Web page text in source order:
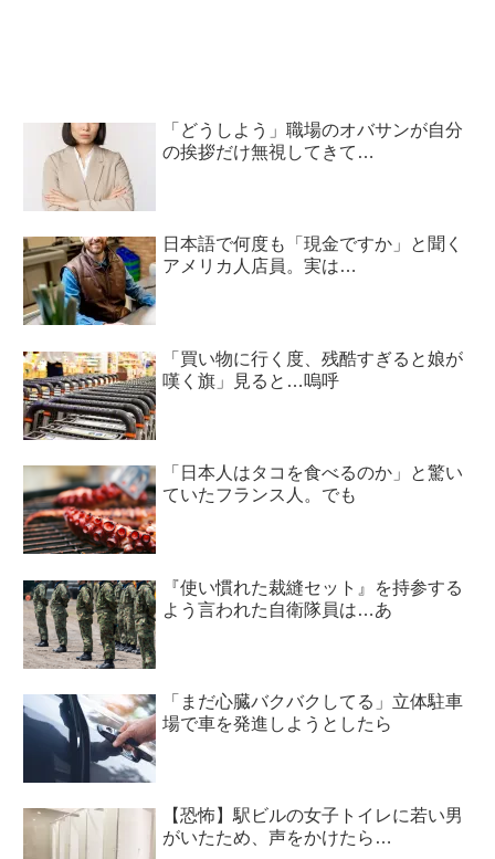
「どうしよう」職場のオバサンが自分
の挨拶だけ無視してきて…
日本語で何度も「現金ですか」と聞く
アメリカ人店員。実は…
「買い物に行く度、残酷すぎると娘が
嘆く旗」見ると…嗚呼
「日本人はタコを食べるのか」と驚い
ていたフランス人。でも
『使い慣れた裁縫セット』を持参する
よう言われた自衛隊員は…あ
「まだ心臓バクバクしてる」立体駐車
場で車を発進しようとしたら
【恐怖】駅ビルの女子トイレに若い男
がいたため、声をかけたら…